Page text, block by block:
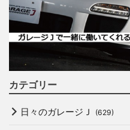
カテゴリー
日々のガレージＪ (629)